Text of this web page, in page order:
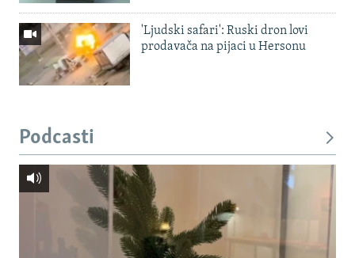
'Ljudski safari': Ruski dron lovi
prodavača na pijaci u Hersonu
Podcasti